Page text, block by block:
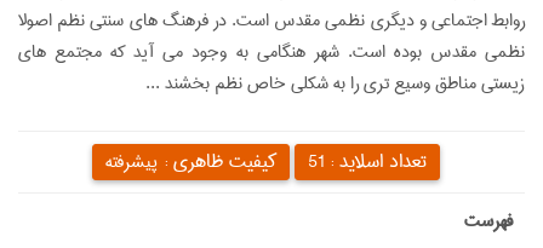
روابط اجتماعی و دیگری نظمی مقدس است. در فرهنگ های سنتی نظم اصولا
نظمی مقدس بوده است. شهر هنگامی به وجود می آید که مجتمع های
زیستی مناطق وسیع تری را به شکلی خاص نظم بخشند ...
کیفیت ظاهری :پیشرفته تعداد اسلاید :51
‌فهرست